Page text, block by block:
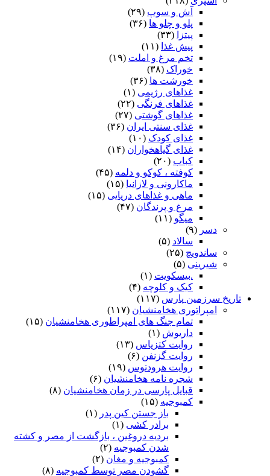
آش و سوپ (۲۹)
پلو و چلو ها (۳۶)
پیتزا
(۳۳)
پیش غذا (۱۱)
تخم مرغ و املت (۱۹)
خوراک (۳۸)
خورشت ها (۳۶)
غذاهای رژیمی (۱)
غذاهای فرنگی (۲۲)
غذاهای گوشتی (۲۷)
غذای سنتی ایران (۳۶)
غذای کودک (۱۰)
غذای گیاهخواران (۱۴)
کباب (۲۰)
کوفته ، کوکو و دلمه (۴۵)
ماکارونی و لازانیا (۱۵)
ماهی و غذاهای دریایی (۱۵)
مرغ و پرندگان (۴۷)
میگو (۱۱)
دسر (۹)
سالاد (۵)
ساندویچ (۲۵)
شیرینی (۵)
.بیسکویت (۱)
کیک و کلوچه (۴)
تاریخ سرزمین پارس (۱۱۷)
امپراتوری هخامنشیان (۱۱۷)
تمام جنگ های امپراطوری هخامنشیان (۱۵)
داریوش (۱)
روایت کتزیاس (۱۳)
روایت گزنفن (۶)
روایت هرودتوس (۱۹)
شجره نامه هخامنشیان (۶)
قبایل پارسی در زمان هخامنشیان (۸)
کمبوجیه (۱۵)
باز جستن کین پدر (۱)
برادر کشی (۱)
بردیه دروغین ، بازگشت از مصر و کشته
شدن کمبوجیه (۲)
کمبوجیه و مغان (۲)
گشودن مصر توسط کمبوجیه (۸)